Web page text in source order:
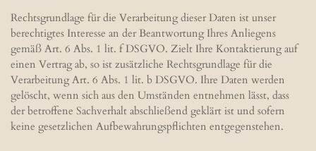
Rechtsgrundlage für die Verarbeitung dieser Daten ist unser
berechtigtes Interesse an der Beantwortung Ihres Anliegens
gemäß Art. 6 Abs. 1 lit. f DSGVO. Zielt Ihre Kontaktierung auf
einen Vertrag ab, so ist zusätzliche Rechtsgrundlage für die
Verarbeitung Art. 6 Abs. 1 lit. b DSGVO. Ihre Daten werden
gelöscht, wenn sich aus den Umständen entnehmen lässt, dass
der betroffene Sachverhalt abschließend geklärt ist und sofern
keine gesetzlichen Aufbewahrungspflichten entgegenstehen.